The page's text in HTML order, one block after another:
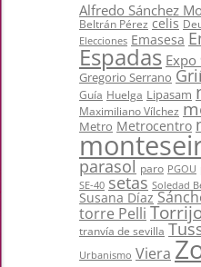
Alfredo Sánchez
Beltrán Pérez celis
Elecciones Emasesa
Espadas Expo
Gregorio Serrano
Guía Huelga Lipasam
Maximiliano Vílchez
Metro Metrocentro
parasol paro PGOU
SE-40 setas Soledad
Susana Díaz
torre Pelli
tranvía de sevilla
Urbanismo Viera